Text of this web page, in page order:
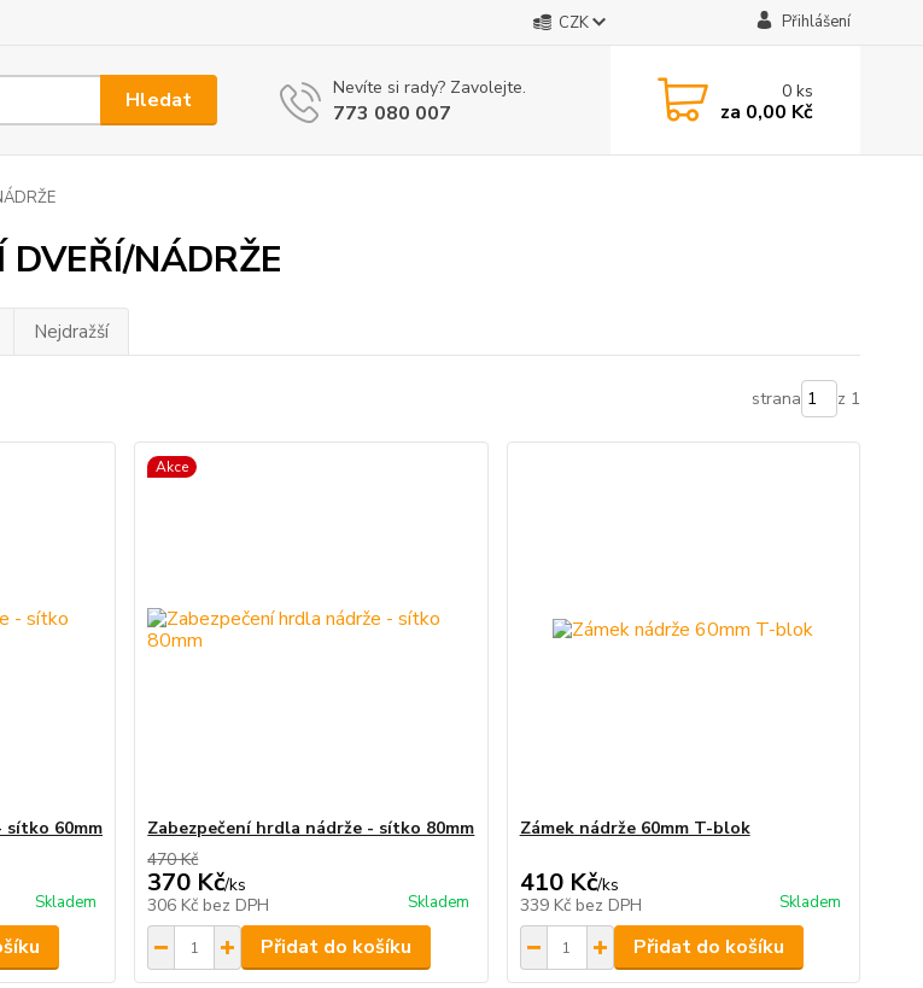
CZK Přihlášení
Hledat Nevíte si rady? Zavolejte.
773 080 007
0ks
za 0,00 Kč
DVEŘÍ/NÁDRŽE
Nejdražší
strana z 1
sítko 60mm
Skladem
Akce
Zabezpečení hrdla nádrže - sítko 80mm
470 Kč
370 Kč/ks
306 Kč bez DPH Skladem
Přidat do košíku
Zámek nádrže 60mm T-blok
410 Kč/ks
339 Kč bez DPH Skladem
Přidat do košíku